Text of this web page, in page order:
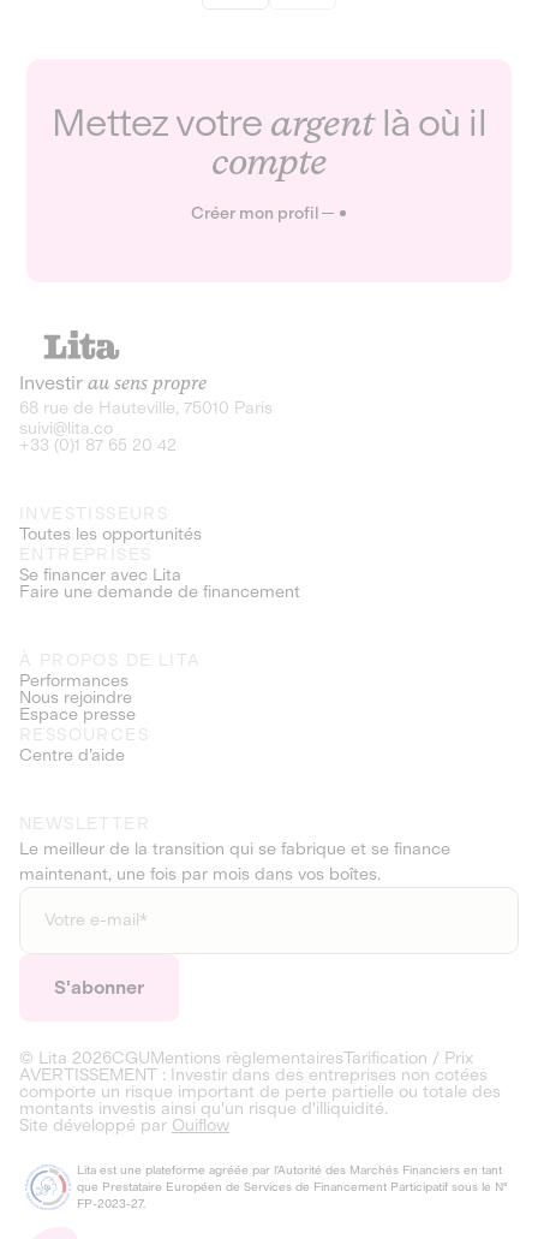
Mettez votre argentlà où il
compte
Créer mon profil
Investir au sens propre
68 rue de Hauteville, 75010 Paris
suivi@lita.co
+33 (0)1 87 65 20 42
INVESTISSEURS
Toutes les opportunités
ENTREPRISES
Se financer avec Lita
Faire une demande de financement
À PROPOS DE LITA
Performances
Nous rejoindre
Espace presse
RESSOURCES
Centre d’aide
NEWSLETTER
Le meilleur de la transition qui se fabrique et se finance
maintenant, une fois par mois dans vos boîtes.
© Lita 2026CGUMentions règlementairesTarification / Prix
AVERTISSEMENT : Investir dans des entreprises non cotées
comporte un risque important de perte partielle ou totale des
montants investis ainsi qu'un risque d'illiquidité.
Site développé par Ouiflow
Lita est une plateforme agréée par l'Autorité des Marchés Financiers en tant
que Prestataire Européen de Services de Financement Participatif sous le N°
FP-2023-27.